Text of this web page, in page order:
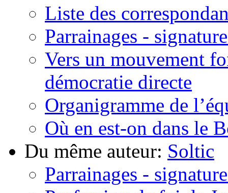
Liste des
Parrainages -
Vers un mouvement
démocratie directe
Organigramme de
Où en est-on dans le
Du même auteur: Soltic
Parrainages -